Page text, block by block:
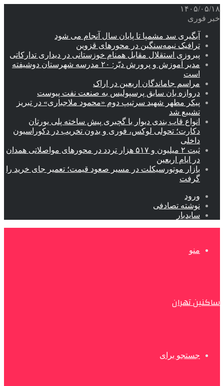
۱۴۰۵/۰۵/۱۸
خبر فوری
آبگیری سد مشمپا تا پایان سال آنجام می شود
ترافیک نیمه‌سنگین در محورهای قزوین
پیروزی استقلال مقابل همنام خوزستانی در دیداری تدارکاتی
مدیر آموزش و پرورش دیّر: ۲۰ مدرسه شهرستان دوشیفته
است
مراسم جاماندگان اربعین در اراک
دروازه بان سابق پرسپولیس به صنعت نفت پیوست
پیکر مطهر شهید سرتیپ دوم «محمود ملاجباری» در تبریز
تشییع شد
انواع قاب بندی دیوار با گچبری پیش ساخته پلی یورتان
دکارت؛ تحولی لوکس، فوری و بدون تخریب در دکوراسیون
داخلی
ثبت ۲ میلیون و ۵۱۷ هزار تردد در محورهای مواصلاتی همدان
در ایام اربعین
بازار موتورسیکلت در مسیر صعود قیمت؛ تعمیر جای خرید را
گرفت
ورود
نوشته تصادفی
سایدبار
منو
ساکنین تهران
جستجو برای